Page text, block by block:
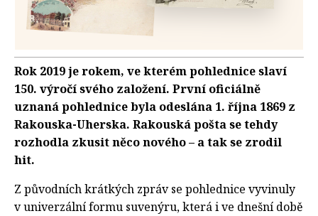
Rok 2019 je rokem, ve kterém pohlednice slaví
150. výročí svého založení. První oficiálně
uznaná pohlednice byla odeslána 1. října 1869 z
Rakouska-Uherska. Rakouská pošta se tehdy
rozhodla zkusit něco nového – a tak se zrodil
hit.
Z původních krátkých zpráv se pohlednice vyvinuly
v univerzální formu suvenýru, která i ve dnešní době